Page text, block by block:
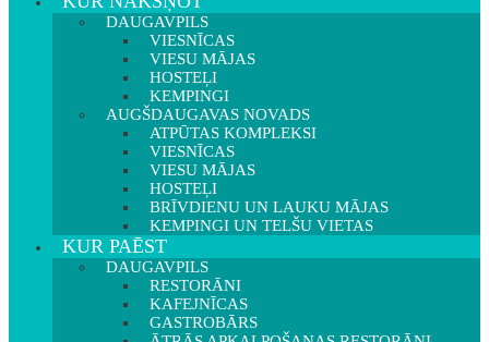
DAUGAVPILS
VIESNĪCAS
VIESU MĀJAS
HOSTEĻI
KEMPINGI
AUGŠDAUGAVAS NOVADS
ATPŪTAS KOMPLEKSI
VIESNĪCAS
VIESU MĀJAS
HOSTEĻI
BRĪVDIENU UN LAUKU MĀJAS
KEMPINGI UN TELŠU VIETAS
KUR PAĒST
DAUGAVPILS
RESTORĀNI
KAFEJNĪCAS
GASTROBĀRS